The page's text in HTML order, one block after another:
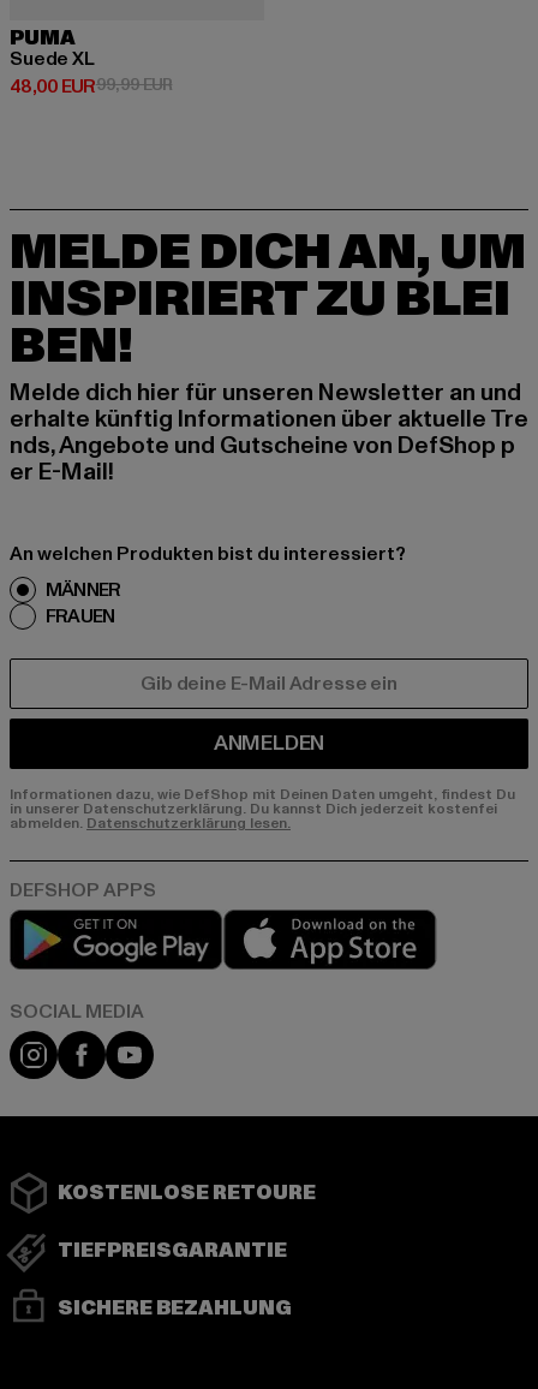
PUMA
Suede XL
48,00 EUR
Derzeitiger Preis: 48,00 EUR
99,99 EURAktionspreis: 99,99 EUR
MELDE DICH AN, UM
INSPIRIERT ZU BLEI
BEN!
Melde dich hier für unseren Newsletter an und
erhalte künftig Informationen über aktuelle Tre
nds, Angebote und Gutscheine von DefShop p
er E-Mail!
An welchen Produkten bist du interessiert?
MÄNNER
FRAUEN
ANMELDEN
Informationen dazu, wie DefShop mit Deinen Daten umgeht, findest Du
in unserer Datenschutzerklärung. Du kannst Dich jederzeit kostenfei
abmelden. Datenschutzerklärung lesen.
Play market
Instagram
FacebookYouTube
KOSTENLOSE RETOURE
TIEFPREISGARANTIE
SICHERE BEZAHLUNG